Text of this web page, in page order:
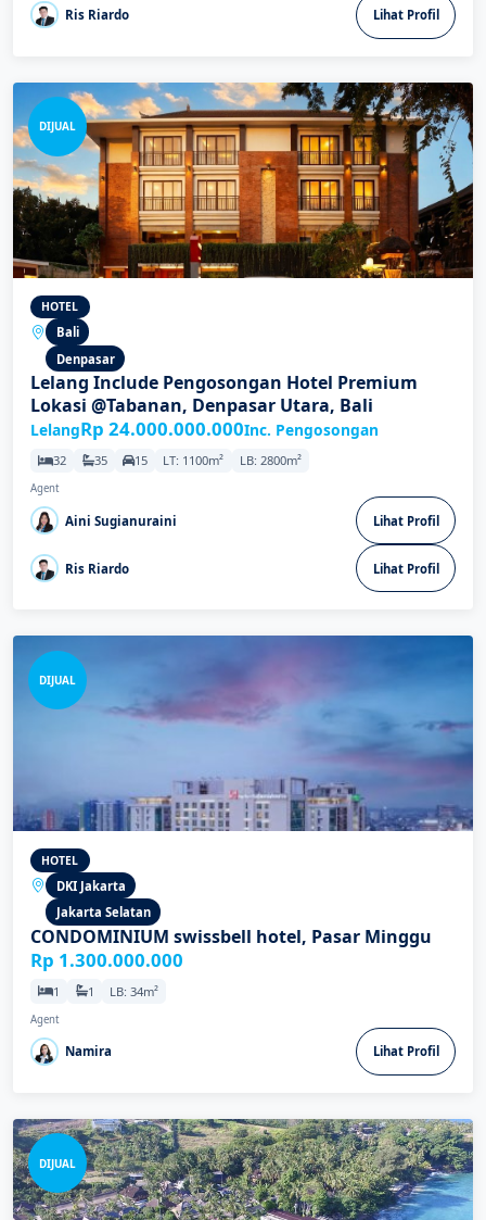
Ris Riardo Lihat Profil
DIJUAL
HOTEL
Bali
Denpasar
Lelang Include Pengosongan Hotel Premium
Lokasi @Tabanan, Denpasar Utara, Bali
LelangRp 24.000.000.000Inc. Pengosongan
32 35 15 LT: 1100m² LB: 2800m²
Agent
Aini Sugianuraini Lihat Profil
Ris Riardo Lihat Profil
DIJUAL
HOTEL
DKI Jakarta
Jakarta Selatan
CONDOMINIUM swissbell hotel, Pasar Minggu
Rp 1.300.000.000
1 1 LB: 34m²
Agent
Namira Lihat Profil
DIJUAL